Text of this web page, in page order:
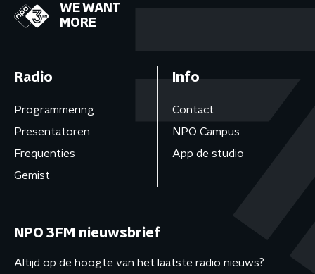
WE WANT
MORE
Radio
Programmering
Presentatoren
Frequenties
Gemist
Info
Contact
NPO Campus
App de studio
NPO 3FM nieuwsbrief
Altijd op de hoogte van het laatste radio nieuws?